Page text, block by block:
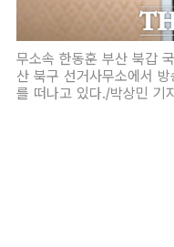
무소속 한동훈 부산 북갑
산 북구 선거사무소에서
를 떠나고 있다./박상민 기